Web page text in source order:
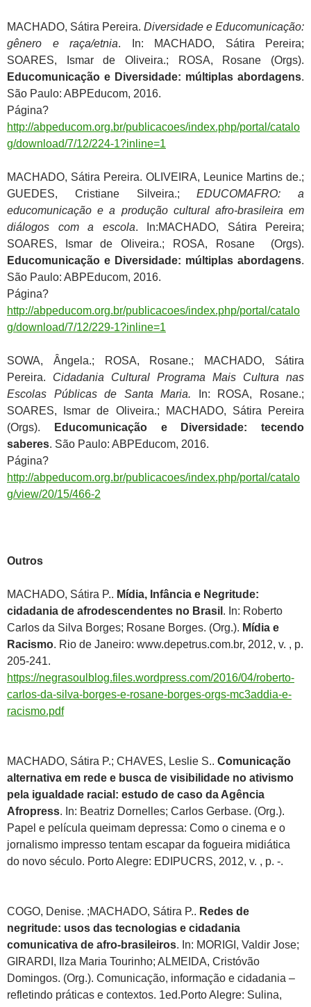
MACHADO, Sátira Pereira. Diversidade e Educomunicação:
gênero e raça/etnia. In: MACHADO, Sátira Pereira;
SOARES, Ismar de Oliveira.; ROSA, Rosane (Orgs).
Educomunicação e Diversidade: múltiplas abordagens.
São Paulo: ABPEducom, 2016.
Página?
http://abpeducom.org.br/publicacoes/index.php/portal/catalo
g/download/7/12/224-1?inline=1
MACHADO, Sátira Pereira. OLIVEIRA, Leunice Martins de.;
GUEDES, Cristiane Silveira.;EDUCOMAFRO: a
educomunicação e a produção cultural afro-brasileira em
diálogos com a escola. In:MACHADO, Sátira Pereira;
SOARES, Ismar de Oliveira.; ROSA, Rosane (Orgs).
Educomunicação e Diversidade: múltiplas abordagens.
São Paulo: ABPEducom, 2016.
Página?
http://abpeducom.org.br/publicacoes/index.php/portal/catalo
g/download/7/12/229-1?inline=1
SOWA, Ângela.; ROSA, Rosane.; MACHADO, Sátira
Pereira. Cidadania Cultural Programa Mais Cultura nas
Escolas Públicas de Santa Maria. In: ROSA, Rosane.;
SOARES, Ismar de Oliveira.; MACHADO, Sátira Pereira
(Orgs).
Educomunicação e Diversidade: tecendo
saberes. São Paulo: ABPEducom, 2016.
Página?
http://abpeducom.org.br/publicacoes/index.php/portal/catalo
g/view/20/15/466-2
Outros
MACHADO, Sátira P.. Mídia, Infância e Negritude:
cidadania de afrodescendentes no Brasil . In: Roberto
Carlos da Silva Borges; Rosane Borges. (Org.). Mídia e
Racismo. Rio de Janeiro: www.depetrus.com.br, 2012, v. , p.
205-241.
https://negrasoulblog.files.wordpress.com/2016/04/roberto-
carlos-da-silva-borges-e-rosane-borges-orgs-mc3addia-e-
racismo.pdf
MACHADO, Sátira P.; CHAVES, Leslie S.. Comunicação
alternativa em rede e busca de visibilidade no ativismo
pela igualdade racial: estudo de caso da Agência
Afropress. In: Beatriz Dornelles; Carlos Gerbase. (Org.).
Papel e película queimam depressa: Como o cinema e o
jornalismo impresso tentam escapar da fogueira midiática
do novo século. Porto Alegre: EDIPUCRS, 2012, v. , p. -.
COGO, Denise. ;MACHADO, Sátira P.. Redes de
negritude: usos das tecnologias e cidadania
comunicativa de afro-brasileiros. In: MORIGI, Valdir Jose;
GIRARDI, Ilza Maria Tourinho; ALMEIDA, Cristóvão
Domingos. (Org.). Comunicação, informação e cidadania –
refletindo práticas e contextos. 1ed.Porto Alegre: Sulina,